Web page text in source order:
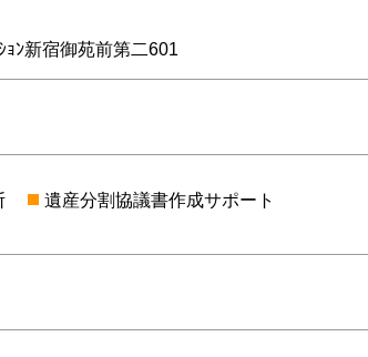
ｮﾝ新宿御苑前第二601
遺産分割協議書作成サポート